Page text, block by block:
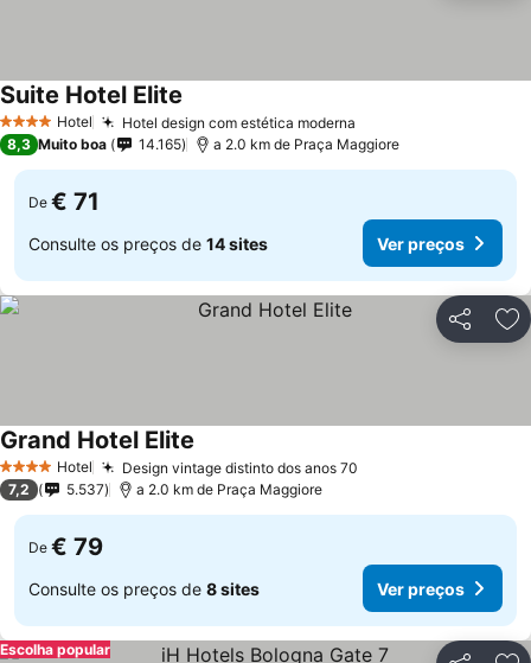
4 EstrelasHotel Hotel design com estética moderna
Suite Hotel Elite
8,3 Muito boa 14.165 a 2.0 km de Praça Maggiore
De € 71
Consulte os preços de 14 sites Ver preços
Partilhar
4 EstrelasHotel Design vintage distinto dos anos 70
Grand Hotel Elite
7,2 5.537 a 2.0 km de Praça Maggiore
De € 79
Consulte os preços de 8 sites Ver preços
Escolha popular